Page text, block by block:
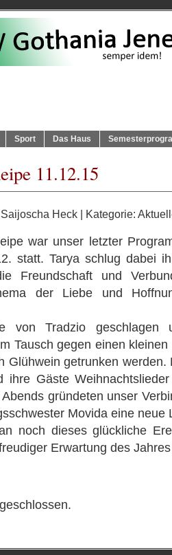
Sport Das Haus
11.12.15
Saijoscha Heck | Kategorie:
war unser letzter
statt. Tarya schlug dabei
Freundschaft und
der Liebe und
von Tradzio geschlagen
Tausch gegen einen
Glühwein getrunken
ihre Gäste
gründeten unser
Movida eine neue
noch dieses glückliche
Erwartung des